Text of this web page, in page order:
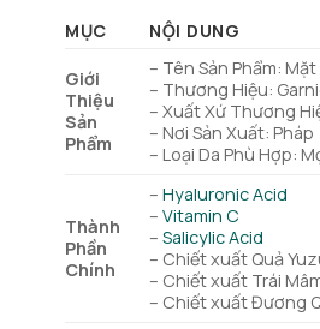
MỤC NỘI DUNG
Giới
Thiệu
Sản
Phẩm
– Tên Sản Phẩm:
– Thương Hiệu:
– Xuất Xứ Thương
– Nơi Sản Xuất: Pháp
– Loại Da Phù Hợp:
Thành
Phần
Chính
– Hyaluronic Acid
– Vitamin C
– Salicylic Acid
– Chiết xuất Quả
– Chiết xuất Trái
– Chiết xuất Đương